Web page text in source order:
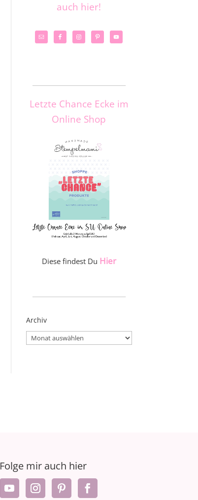
auch hier!
Letzte Chance Ecke im
Online Shop
Diese findest Du Hier
Archiv
Archiv
Folge mir auch hier